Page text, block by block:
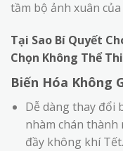
tầm bộ ảnh xuân
Tại Sao Bí Quyết
Chọn Không Thể
Biến Hóa Không
Dễ dàng thay đổi
nhàm chán
đầy không khí Tết.